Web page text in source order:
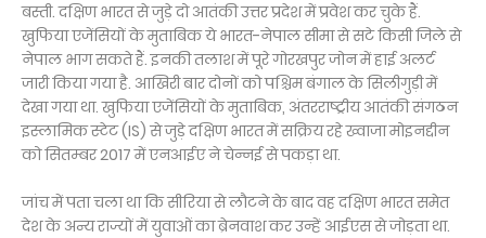
बस्ती. दक्षिण भारत से जुड़े दो आतंकी उत्तर प्रदेश में प्रवेश कर चुके हैं.
खुफिया एजेंसियों के मुताबिक ये भारत-नेपाल सीमा से सटे किसी जिले से
नेपाल भाग सकते हैं. इनकी तलाश में पूरे गोरखपुर जोन में हाई अलर्ट
जारी किया गया है. आखिरी बार दोनों को पश्चिम बंगाल के सिलीगुड़ी में
देखा गया था. खुफिया एजेंसियों के मुताबिक, अंतरराष्ट्रीय आतंकी संगठन
इस्लामिक स्टेट (IS) से जुड़े दक्षिण भारत में सक्रिय रहे ख्वाजा मोइनद्दीन
को सितम्बर 2017 में एनआईए ने चेन्नई से पकड़ा था.
जांच में पता चला था कि सीरिया से लौटने के बाद वह दक्षिण भारत समेत
देश के अन्य राज्यों में युवाओं का ब्रेनवाश कर उन्हें आईएस से जोड़ता था.